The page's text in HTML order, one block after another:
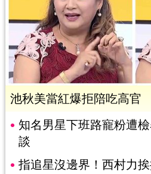
池秋美當紅爆拒陪吃高官
知名男星下班路寵粉遭
談
指追星沒邊界！西村力